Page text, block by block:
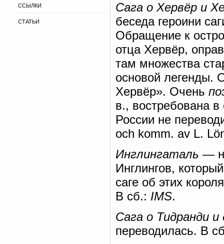
ССЫЛКИ
СТАТЬИ
Сага о Хервёр и
беседа героини
Обращение к
отца Хервёр,
там множества
основой легенды.
Хервёр». Очень
в., востребована
России не
och komm. av L.
Инглингаталь —
Инглингов,
саге об этих
В сб.: IMS.
Сага о Тидранди и
переводилась. В